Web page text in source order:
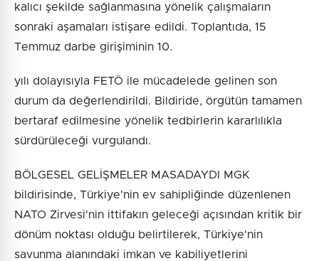
kalıcı şekilde sağlanmasına yönelik çalışmaların
sonraki aşamaları istişare edildi. Toplantıda, 15
Temmuz darbe girişiminin 10.
yılı dolayısıyla FETÖ ile mücadelede gelinen son
durum da değerlendirildi. Bildiride, örgütün tamamen
bertaraf edilmesine yönelik tedbirlerin kararlılıkla
sürdürüleceği vurgulandı.
BÖLGESEL GELİŞMELER MASADAYDI MGK
bildirisinde, Türkiye'nin ev sahipliğinde düzenlenen
NATO Zirvesi'nin ittifakın geleceği açısından kritik bir
dönüm noktası olduğu belirtilerek, Türkiye'nin
savunma alanındaki imkan ve kabiliyetlerini